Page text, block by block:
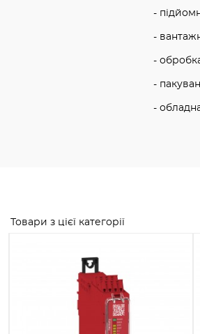
-
-
-
-
-
Товари з цієї категорії